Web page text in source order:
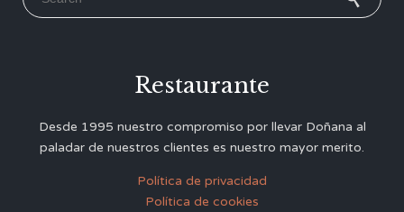
Restaurante
Desde 1995 nuestro compromiso por llevar Doñana al
paladar de nuestros clientes es nuestro mayor merito.
Política de privacidad
Política de cookies